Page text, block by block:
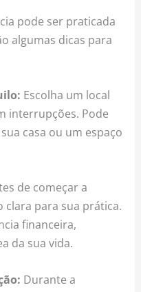
pode ser praticada
algumas dicas para
Escolha um local
interrupções. Pode
casa ou um espaço
de começar a
para sua prática.
financeira,
da sua vida.
Durante a